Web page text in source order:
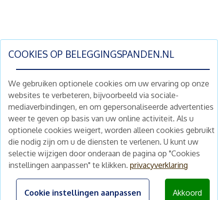
COOKIES OP BELEGGINGSPANDEN.NL
We gebruiken optionele cookies om uw ervaring op onze
websites te verbeteren, bijvoorbeeld via sociale-
mediaverbindingen, en om gepersonaliseerde advertenties
weer te geven op basis van uw online activiteit. Als u
optionele cookies weigert, worden alleen cookies gebruikt
die nodig zijn om u de diensten te verlenen. U kunt uw
selectie wijzigen door onderaan de pagina op "Cookies
instellingen aanpassen" te klikken. privacyverklaring
Cookie instellingen aanpassen Akkoord
Schrijf je nu in en ontvang wekelijks ons
nieuwe aanbod vastgoedbeleggingen.
Nieuwsbrief Abonneren
Home
Te koop
Nieuws
Schimmelstraat 5H
1053 TA Amsterdam
+31 (0) 30 225 31 12